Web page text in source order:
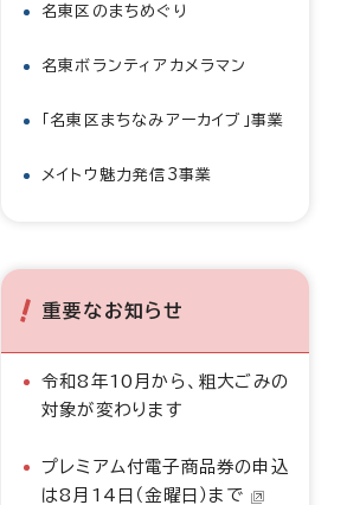
名東区のまちめぐり
名東ボランティアカメラマン
「名東区まちなみアーカイブ」事業
メイトウ魅力発信3事業
重要なお知らせ
令和8年10月から、粗大ごみの
対象が変わります
プレミアム付電子商品券の申込
は8月14日（金曜日）まで